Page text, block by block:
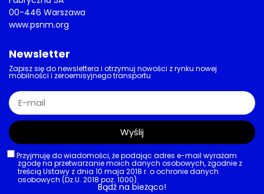
00-446 Warszawa
www.psnm.org
Newsletter
Zapisz się do newslettera i otrzymuj nowości z rynku nowej
mobilności i zeroemisyjnego transportu
Przyjmuję do wiadomości, że podając adres e-mail wyrażam
zgodę na przetwarzanie moich danych osobowych, zgodnie z
treścią Ustawy z dnia 10 maja 2018 r. o ochronie danych
osobowych (Dz.U. 2018 poz. 1000).
Wyślij
Bądź na bieżąco!